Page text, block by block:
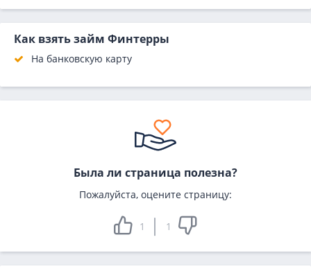
Как взять займ Финтерры
На банковскую карту
Была ли страница полезна?
Пожалуйста, оцените страницу:
1 1